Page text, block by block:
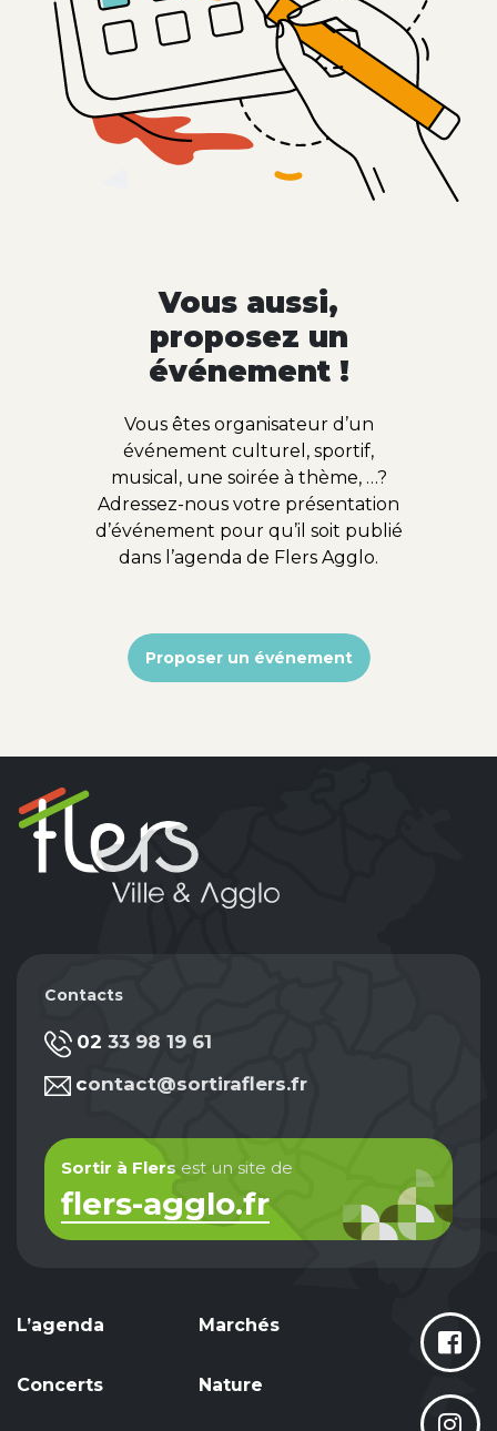
Vous aussi,
proposez un
événement !
Vous êtes organisateur d’un
événement culturel, sportif,
musical, une soirée à thème, …?
Adressez-nous votre présentation
d’événement pour qu’il soit publié
dans l’agenda de Flers Agglo.
Proposer un événement
Contacts
02 33 98 19 61
contact@sortiraflers.fr
Sortir à Flers est un site de
flers-agglo.fr
L’agenda
Concerts
Marchés
Nature